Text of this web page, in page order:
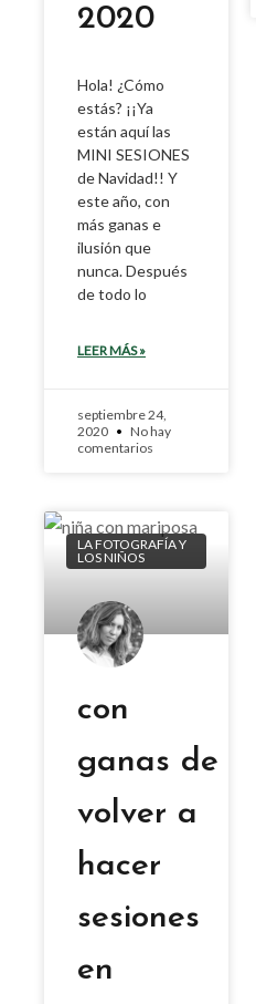
2020
Hola! ¿Cómo
estás? ¡¡Ya
están aquí las
MINI SESIONES
de Navidad!! Y
este año, con
más ganas e
ilusión que
nunca. Después
de todo lo
LEER MÁS »
septiembre 24,
2020
No hay
comentarios
LA FOTOGRAFÍA Y
LOS NIÑOS
con
ganas de
volver a
hacer
sesiones
en